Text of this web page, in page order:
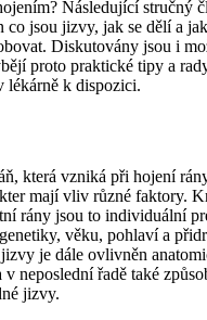
Následující stručný
co jsou jizvy, jak se dělí a
Diskutovány jsou i
proto praktické tipy a
lékárně k dispozici.
která vzniká při hojení
mají vliv různé faktory.
rány jsou to individuální
věku, pohlaví a
je dále ovlivněn
neposlední řadě také
jizvy.